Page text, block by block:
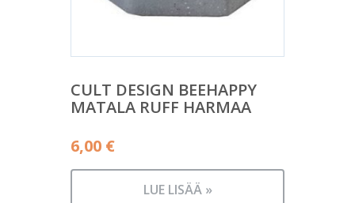
CULT DESIGN BEEHAPPY
MATALA RUFF HARMAA
6,00 €
LUE LISÄÄ »